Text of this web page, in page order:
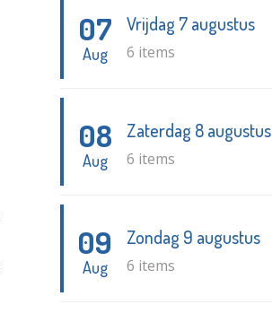
07
Aug
Vrijdag 7 augustus
6 items
08
Aug
Zaterdag 8 augustus
6 items
09
Aug
Zondag 9 augustus
6 items